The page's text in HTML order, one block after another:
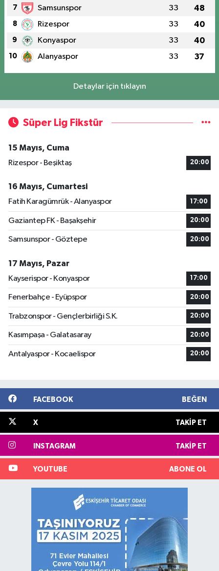
7 Samsunspor 33 48
8 Rizespor 33 40
9 Konyaspor 33 40
10 Alanyaspor 33 37
Detaylar için tıklayın
Süper Lig Fikstür
15 Mayıs, Cuma
Rizespor - Beşiktaş
20:00
16 Mayıs, Cumartesi
Fatih Karagümrük - Alanyaspor
17:00
Gaziantep FK - Başakşehir 20:00
Samsunspor - Göztepe 20:00
17 Mayıs, Pazar
Kayserispor - Konyaspor
17:00
Fenerbahçe - Eyüpspor 20:00
Trabzonspor - Gençlerbirliği S.K. 20:00
Kasımpaşa - Galatasaray 20:00
Antalyaspor - Kocaelispor 20:00
FACEBOOK BEĞEN
X TAKIP ET
INSTAGRAM TAKIP ET
YOUTUBE ABONE OL